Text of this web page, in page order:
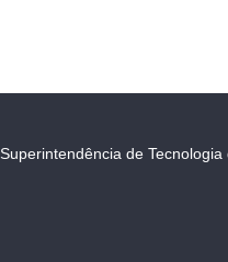
Superintendência de